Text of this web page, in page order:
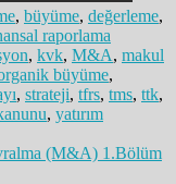
, büyüme, değerleme,
raporlama
, kvk, M&A, makul
büyüme,
, strateji, tfrs, tms, ttk,
, yatırım